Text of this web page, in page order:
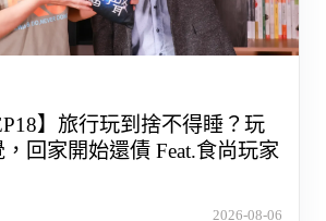
】旅行玩到捨不得睡？玩
回家開始還債 Feat.食尚玩家
2026-08-06